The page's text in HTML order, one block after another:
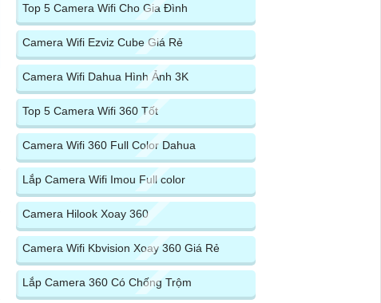
Top 5 Camera Wifi Cho Gia Đình
Camera Wifi Ezviz Cube Giá Rẻ
Camera Wifi Dahua Hình Ảnh 3K
Top 5 Camera Wifi 360 Tốt
Camera Wifi 360 Full Color Dahua
Lắp Camera Wifi Imou Full color
Camera Hilook Xoay 360
Camera Wifi Kbvision Xoay 360 Giá Rẻ
Lắp Camera 360 Có Chống Trộm